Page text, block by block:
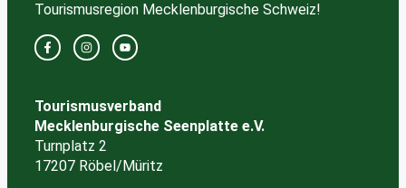
Tourismusregion Mecklenburgische Schweiz!
Tourismusverband
Mecklenburgische Seenplatte e.V.
Turnplatz 2
17207 Röbel/Müritz